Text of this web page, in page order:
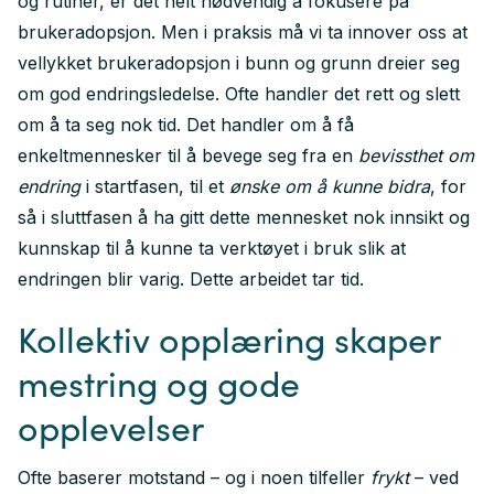
brukeradopsjon. Men i praksis må vi ta innover oss at
vellykket brukeradopsjon i bunn og grunn dreier seg
om god endringsledelse. Ofte handler det rett og slett
om å ta seg nok tid. Det handler om å få
enkeltmennesker til å bevege seg fra en bevissthet om
endringi startfasen, til et ønske om å kunne bidra, for
så i sluttfasen å ha gitt dette mennesket nok innsikt og
kunnskap til å kunne ta verktøyet i bruk slik at
endringen blir varig. Dette arbeidet tar tid.
Kollektiv opplæring skaper
mestring og gode
opplevelser
Ofte baserer motstand – og i noen tilfeller frykt– ved